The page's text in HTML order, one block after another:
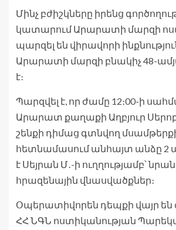
Մինչ բժիշկները իրենց
կատարում Արարատի մարզի
պարզել են վիրավորի
Արարատի մարզի բնակիչ 48-
է։
Պարզվել է, որ ժամը 12։00-ի
Արարատ քաղաքի Աղբյուր
շենքի դիմաց գտնվող
հետնամասում անհայտ անձը 2
է Սեյրան Մ․-ի ուղղությամբ՝
հրազենային վնասվածքներ։
Օպերատիվորեն դեպքի վայր
ՀՀ ՆԳՆ ոստիկանության